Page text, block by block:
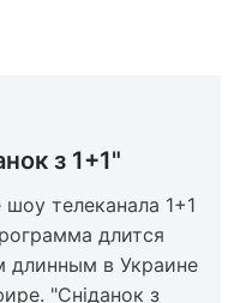
з 1+1"
шоу телеканала 1+1
длится
длинным в Украине
"Сніданок з